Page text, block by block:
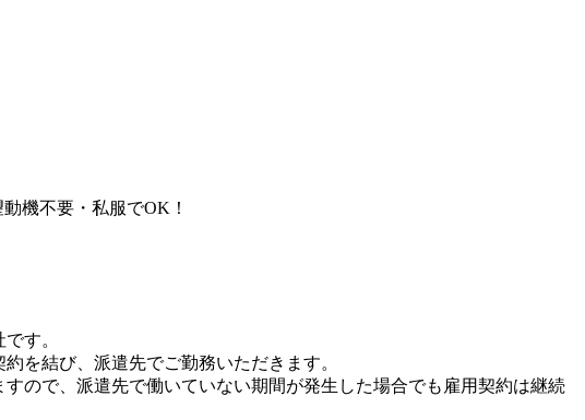
機不要・私服でOK！
す。
を結び、派遣先でご勤務いただきます。
ので、派遣先で働いていない期間が発生した場合でも雇用契約は継続